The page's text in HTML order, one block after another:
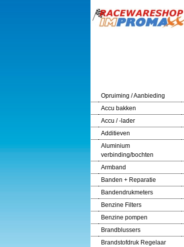
Opruiming / Aanbieding
Accu bakken
Accu / -lader
Additieven
Aluminium
verbinding/bochten
Armband
Banden + Reparatie
Bandendrukmeters
Benzine Filters
Benzine pompen
Brandblussers
Brandstofdruk Regelaar